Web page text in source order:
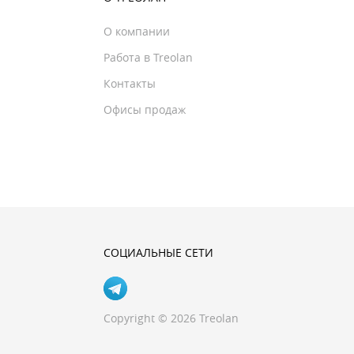
О компании
Работа в Treolan
Контакты
Офисы продаж
СОЦИАЛЬНЫЕ СЕТИ
Copyright © 2026 Treolan